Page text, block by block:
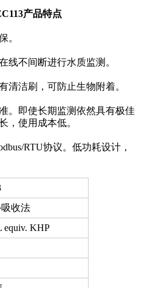
产品特点
。
线不间断进行水质监测。
清洁刷，可防止生物附着。
。即使长期监测依然具有极佳
，使用成本低。
RTU协议。低功耗设计，
收法
equiv. KHP